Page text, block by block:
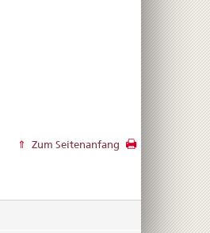
Zum Seitenanfang